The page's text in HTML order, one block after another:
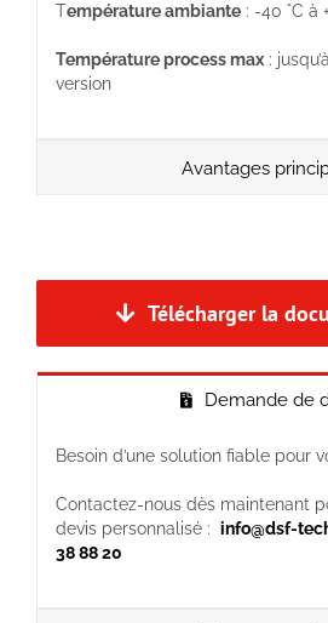
Température ambiante: -40 °C à
Température process max:
version
Avantages
Télécharger la
Demande de
Besoin d’une solution fiable pour
Contactez-nous dès maintenant
devis personnalisé : info@dsf-
38 88 20